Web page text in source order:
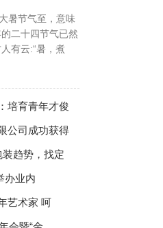
暑节气至，意味
二十四节气已然
有云:“暑，煮
培育青年才俊
公司成功获得
趋势，找定
办业内
艺术家 呵